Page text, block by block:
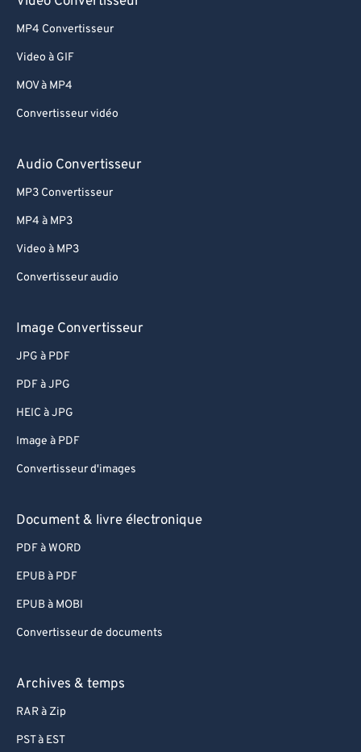
MP4 Convertisseur
Video à GIF
MOV à MP4
Convertisseur vidéo
Audio Convertisseur
MP3 Convertisseur
MP4 à MP3
Video à MP3
Convertisseur audio
Image Convertisseur
JPG à PDF
PDF à JPG
HEIC à JPG
Image à PDF
Convertisseur d'images
Document & livre électronique
PDF à WORD
EPUB à PDF
EPUB à MOBI
Convertisseur de documents
Archives & temps
RAR à Zip
PST à EST